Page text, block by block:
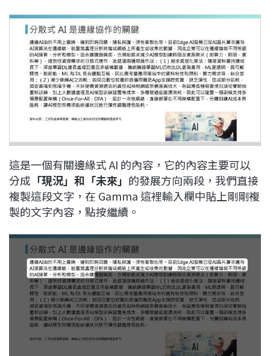
這是一個有關邊緣式 AI 的內容，它的內容主要可以
分成 「現況」和「未來」 的發展方向兩段，我們直接
複製這段文字，在 Gamma 這裡輸入欄中貼上剛剛複
製的文字內容，點按繼續。